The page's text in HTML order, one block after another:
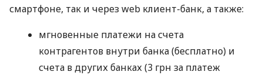
смартфоне, так и через web клиент-банк, а также:
мгновенные платежи на счета
контрагентов внутри банка (бесплатно) и
счета в других банках (3 грн за платеж